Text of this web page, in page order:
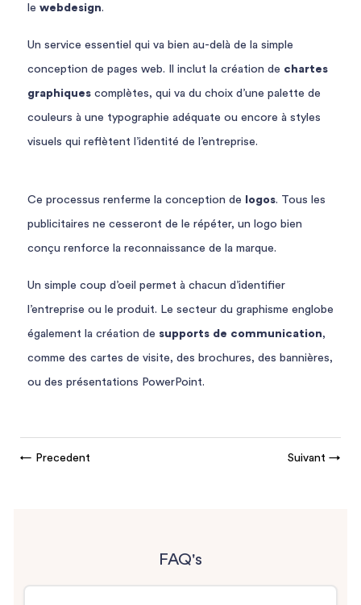
le webdesign.
Un service essentiel qui va bien au-delà de la simple
conception de pages web. Il inclut la création de chartes
graphiques complètes, qui va du choix d’une palette de
couleurs à une typographie adéquate ou encore à styles
visuels qui reflètent l’identité de l’entreprise.
Ce processus renferme la conception de logos. Tous les
publicitaires ne cesseront de le répéter, un logo bien
conçu renforce la reconnaissance de la marque.
Un simple coup d’oeil permet à chacun d’identifier
l’entreprise ou le produit. Le secteur du graphisme englobe
également la création de supports de communication,
comme des cartes de visite, des brochures, des bannières,
ou des présentations PowerPoint.
← Precedent Suivant→
FAQ's